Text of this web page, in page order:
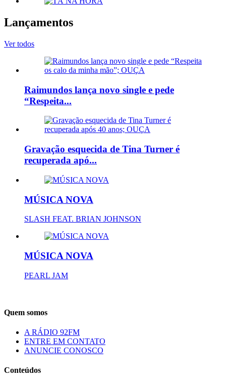
Lançamentos
Ver todos
Raimundos lança novo single e pede
“Respeita...
Gravação esquecida de Tina Turner é
recuperada apó...
MÚSICA NOVA
SLASH FEAT. BRIAN JOHNSON
MÚSICA NOVA
PEARL JAM
Quem somos
A RÁDIO 92FM
ENTRE EM CONTATO
ANUNCIE CONOSCO
Conteúdos